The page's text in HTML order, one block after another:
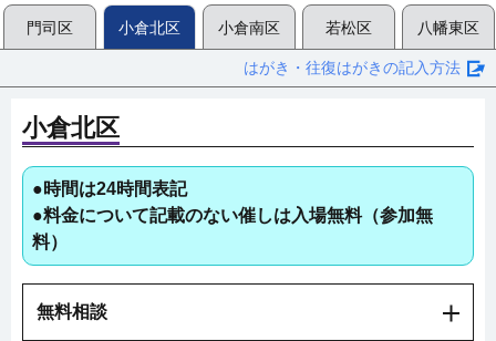
門司区 小倉北区 小倉南区 若松区 八幡東区
はがき・往復はがきの記入方法
小倉北区
●時間は24時間表記
●料金について記載のない催しは入場無料（参加無
料）
無料相談